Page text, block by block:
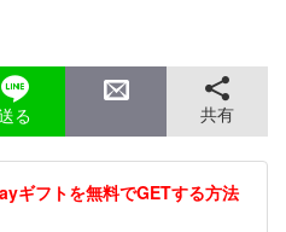
る 共有
ギフトを無料でGETする方法